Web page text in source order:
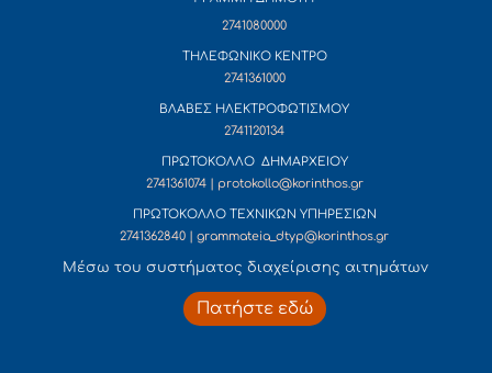
2741080000
ΤΗΛΕΦΩΝΙΚΟ ΚΕΝΤΡΟ
2741361000
ΒΛΑΒΕΣ ΗΛΕΚΤΡΟΦΩΤΙΣΜΟΥ
2741120134
ΠΡΩΤΟΚΟΛΛΟ ΔΗΜΑΡΧΕΙΟΥ
2741361074 | protokollo@korinthos.gr
ΠΡΩΤΟΚΟΛΛΟ ΤΕΧΝΙΚΩΝ ΥΠΗΡΕΣΙΩΝ
2741362840 | grammateia_dtyp@korinthos.gr
Mέσω του συστήματος διαχείρισης αιτημάτων
Πατήστε εδώ